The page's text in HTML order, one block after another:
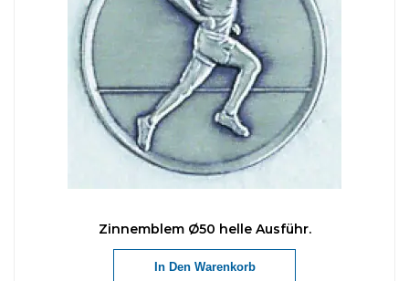
Zinnemblem Ø50 helle Ausführ.
In Den Warenkorb